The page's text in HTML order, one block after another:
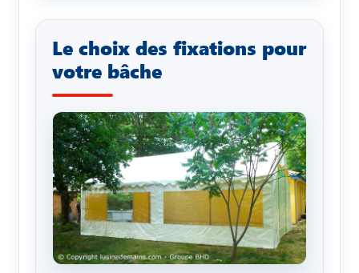
Le choix des fixations pour
votre bâche